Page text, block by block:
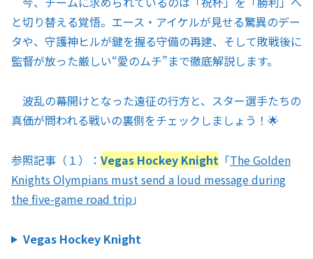
と切り替える覚悟。エース・アイケルが見せる驚異のデー
タや、守護神ヒルが鍵を握る守備の再建、そして敗戦後に
監督が放った厳しい“愛のムチ”まで徹底解説します。
波乱の幕開けとなった遠征の行方と、スター選手たちの
真価が問われる戦いの裏側をチェックしましょう！🌟
参照記事（１）： Vegas Hockey Knight 「The Golden
Knights Olympians must send a loud message during
the five-game road trip」
Vegas Hockey Knight